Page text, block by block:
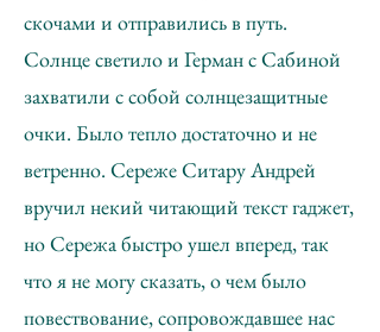
скочами и отправились в путь.
Солнце светило и Герман с Сабиной
захватили с собой солнцезащитные
очки. Было тепло достаточно и не
ветренно. Сереже Ситару Андрей
вручил некий читающий текст гаджет,
но Сережа быстро ушел вперед, так
что я не могу сказать, о чем было
повествование, сопровождавшее нас